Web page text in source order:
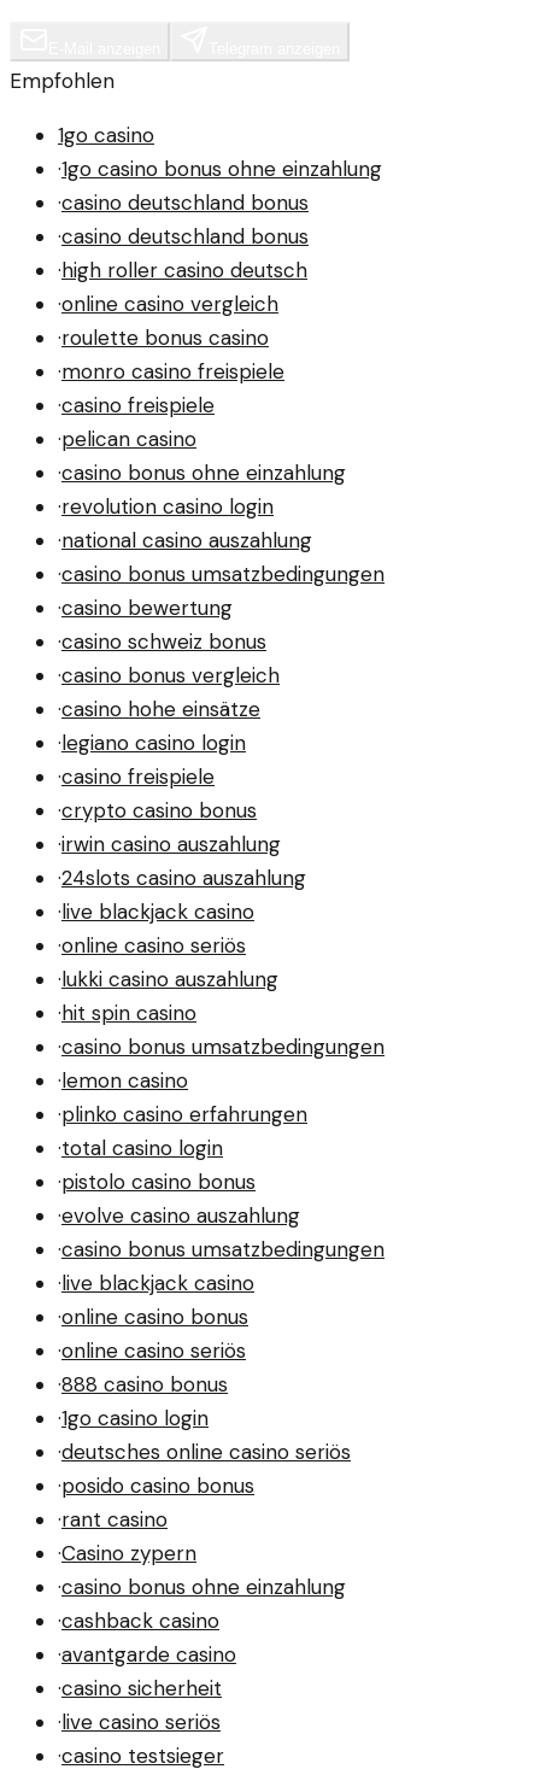
Empfohlen
1go casino
·1go casino bonus ohne einzahlung
·casino deutschland bonus
·casino deutschland bonus
·high roller casino deutsch
·online casino vergleich
·roulette bonus casino
·monro casino freispiele
·casino freispiele
·pelican casino
·casino bonus ohne einzahlung
·revolution casino login
·national casino auszahlung
·casino bonus umsatzbedingungen
·casino bewertung
·casino schweiz bonus
·casino bonus vergleich
·casino hohe einsätze
·legiano casino login
·casino freispiele
·crypto casino bonus
·irwin casino auszahlung
·24slots casino auszahlung
·live blackjack casino
·online casino seriös
·lukki casino auszahlung
·hit spin casino
·casino bonus umsatzbedingungen
·lemon casino
·plinko casino erfahrungen
·total casino login
·pistolo casino bonus
·evolve casino auszahlung
·casino bonus umsatzbedingungen
·live blackjack casino
·online casino bonus
·online casino seriös
·888 casino bonus
·1go casino login
·deutsches online casino seriös
·posido casino bonus
·rant casino
·Casino zypern
·casino bonus ohne einzahlung
·cashback casino
·avantgarde casino
·casino sicherheit
·live casino seriös
·casino testsieger